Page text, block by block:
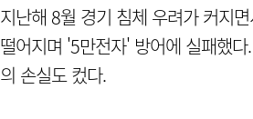
지난해 8월 경기 침체 우려가 커지
떨어지며 '5만전자' 방어에 실패했
의 손실도 컸다.